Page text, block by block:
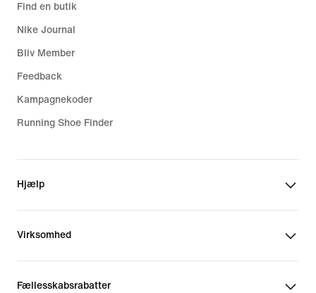
Find en butik
Nike Journal
Bliv Member
Feedback
Kampagnekoder
Running Shoe Finder
Hjælp
Virksomhed
Fællesskabsrabatter